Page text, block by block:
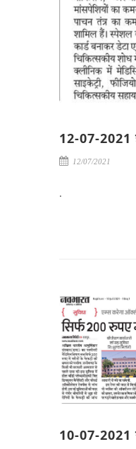
12-07-2021
12/07/2021
.
10-07-2021